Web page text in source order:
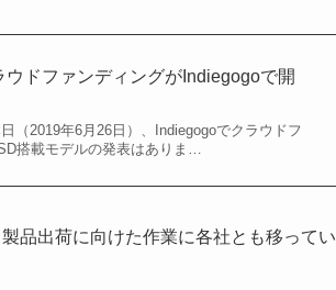
ドファンディングがIndiegogoで開
（2019年6月26日）、Indiegogoでクラウドフ
搭載モデルの発表はありま…
品出荷に向けた作業に各社とも移ってい